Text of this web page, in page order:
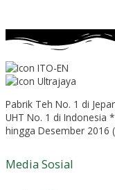
Pabrik Teh No. 1 di
UHT No. 1 di Indonesia
hingga Desember 2016
Media Sosial